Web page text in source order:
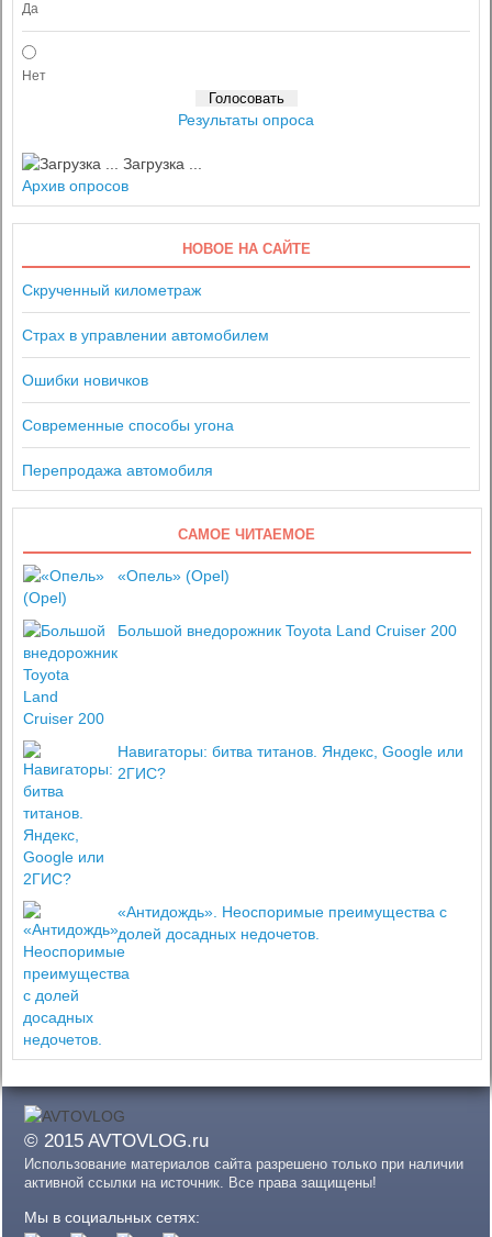
Да
Нет
Результаты опроса
Загрузка ...
Архив опросов
НОВОЕ НА САЙТЕ
Скрученный километраж
Страх в управлении автомобилем
Ошибки новичков
Современные способы угона
Перепродажа автомобиля
САМОЕ ЧИТАЕМОЕ
«Опель» (Opel)
Большой внедорожник Toyota Land Cruiser 200
Навигаторы: битва титанов. Яндекс, Google или
2ГИС?
«Антидождь». Неоспоримые преимущества с
долей досадных недочетов.
© 2015 AVTOVLOG.ru
Использование материалов сайта разрешено только при наличии
активной ссылки на источник. Все права защищены!
Мы в социальных сетях: